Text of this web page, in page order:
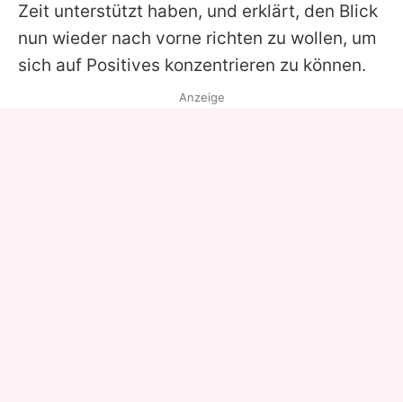
Zeit unterstützt haben, und erklärt, den Blick
nun wieder nach vorne richten zu wollen, um
sich auf Positives konzentrieren zu können.
Anzeige